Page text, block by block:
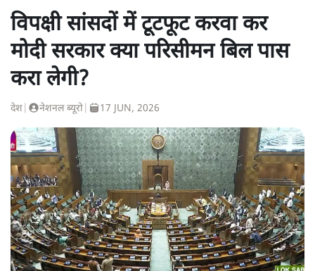
विपक्षी सांसदों में टूटफूट करवा कर
मोदी सरकार क्या परिसीमन बिल पास
करा लेगी?
देश नेशनल ब्यूरो 17 JUN, 2026